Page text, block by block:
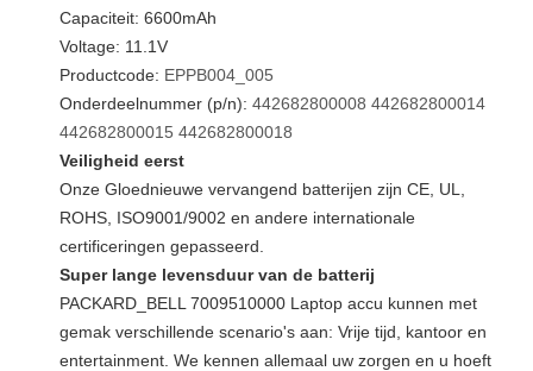
Capaciteit: 6600mAh
Voltage: 11.1V
Productcode: EPPB004_005
Onderdeelnummer (p/n): 442682800008 442682800014
442682800015 442682800018
Veiligheid eerst
Onze Gloednieuwe vervangend batterijen zijn CE, UL,
ROHS, ISO9001/9002 en andere internationale
certificeringen gepasseerd.
Super lange levensduur van de batterij
PACKARD_BELL 7009510000 Laptop accu kunnen met
gemak verschillende scenario's aan: Vrije tijd, kantoor en
entertainment. We kennen allemaal uw zorgen en u hoeft